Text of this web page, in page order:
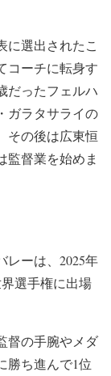
に選出されたこ
コーチに転身す
だったフェルハ
ガラタサライの
その後は広東恒
監督業を始めま
レーは、2025年
選手権に出場
督の手腕やメダ
勝ち進んで1位